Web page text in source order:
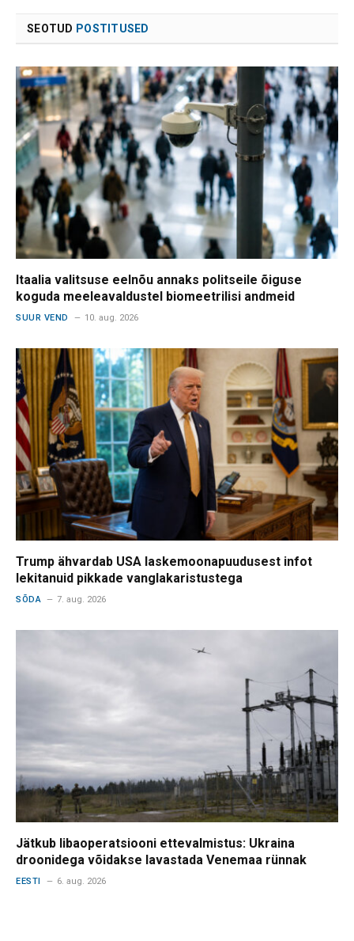
SEOTUD POSTITUSED
Itaalia valitsuse eelnõu annaks politseile õiguse
koguda meeleavaldustel biomeetrilisi andmeid
SUUR VEND 10. aug. 2026
Trump ähvardab USA laskemoonapuudusest infot
lekitanuid pikkade vanglakaristustega
SÕDA 7. aug. 2026
Jätkub libaoperatsiooni ettevalmistus: Ukraina
droonidega võidakse lavastada Venemaa rünnak
EESTI 6. aug. 2026